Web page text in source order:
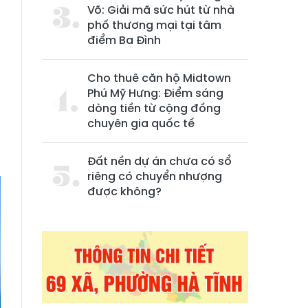
Võ: Giải mã sức hút từ nhà
phố thương mại tại tâm
điểm Ba Đình
Cho thuê căn hộ Midtown
Phú Mỹ Hưng: Điểm sáng
dòng tiền từ cộng đồng
chuyên gia quốc tế
Đất nền dự án chưa có sổ
riêng có chuyển nhượng
được không?